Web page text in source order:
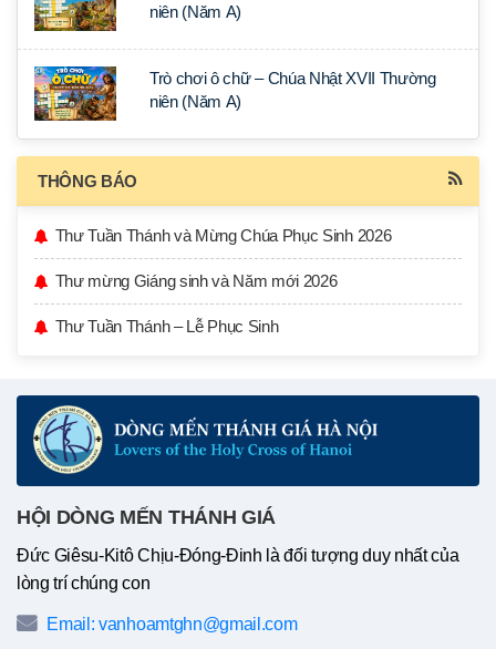
niên (Năm A)
Trò chơi ô chữ – Chúa Nhật XVII Thường
niên (Năm A)
THÔNG BÁO
Thư Tuần Thánh và Mừng Chúa Phục Sinh 2026
Thư mừng Giáng sinh và Năm mới 2026
Thư Tuần Thánh – Lễ Phục Sinh
HỘI DÒNG MẾN THÁNH GIÁ
Đức Giêsu-Kitô Chịu-Đóng-Đinh là đối tượng duy nhất của
lòng trí chúng con
Email: vanhoamtghn@gmail.com